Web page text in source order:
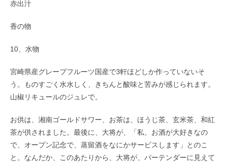
赤出汁
香の物
10、水物
宮崎県産グレープフルーツ国産で3軒ほどしか作っていないそ
う。ものすごく水水しく、きちんと酸味と苦みが感じられます。
山椒リキュールのジュレで。
お供は、湘南ゴールドサワー、お茶は、ほうじ茶、玄米茶、和紅
茶が供されました。最後に、大将が、「私、お酒が大好きなの
で、オープン記念で、蒸留酒をなにかサービスします」とのこ
と。なんだか、このあたりから、大将が、バーテンダーに見えて